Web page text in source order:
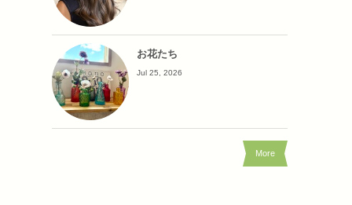
お花たち
Jul 25, 2026
More